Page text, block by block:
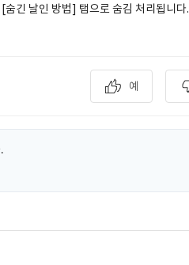
긴 날인 방법] 탭으로 숨김 처리됩니다.
예